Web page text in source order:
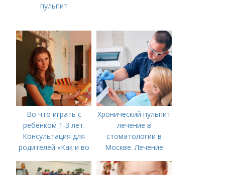
пульпит
Во что играть с
ребенком 1-3 лет.
Консультация для
родителей «Как и во
ребенком от 1,5 до 3
Хронический пульпит
лечение в
стоматологии в
Москве. Лечение
Московской области